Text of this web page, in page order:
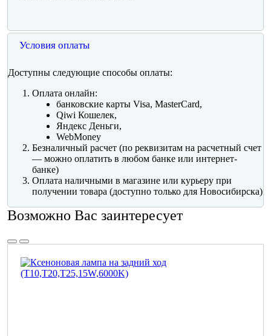
Условия оплаты
Доступны следующие способы оплаты:
Оплата онлайн:
банковские карты Visa, MasterCard,
Qiwi Кошелек,
Яндекс Деньги,
WebMoney
Безналичный расчет (по реквизитам на расчетный счет
— можно оплатить в любом банке или интернет-
банке)
Оплата наличными в магазине или курьеру при
получении товара (доступно только для Новосибирска)
Возможно Вас заинтересует